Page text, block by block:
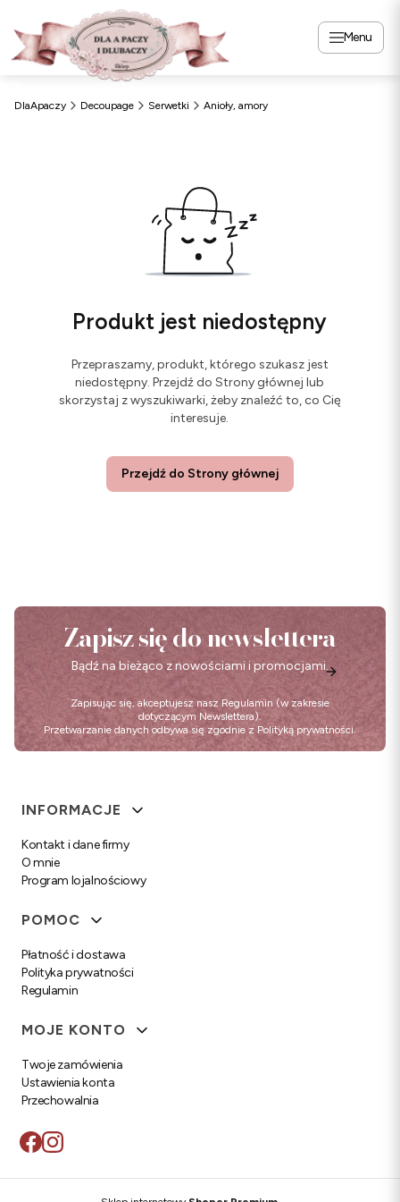
Menu
DlaApaczy Decoupage Serwetki Anioły, amory
Produkt jest niedostępny
Przepraszamy, produkt, którego szukasz jest
niedostępny. Przejdź do Strony głównej lub
skorzystaj z wyszukiwarki, żeby znaleźć to, co Cię
interesuje.
Przejdź do Strony głównej
Zapisz się do newslettera
Bądź na bieżąco z nowościami i promocjami.
Zapisując się, akceptujesz nasz Regulamin (w zakresie
dotyczącym Newslettera).
Przetwarzanie danych odbywa się zgodnie z Polityką prywatności.
Linki w stopce
INFORMACJE
Kontakt i dane firmy
O mnie
Program lojalnościowy
POMOC
Płatność i dostawa
Polityka prywatności
Regulamin
MOJE KONTO
Twoje zamówienia
Ustawienia konta
Przechowalnia